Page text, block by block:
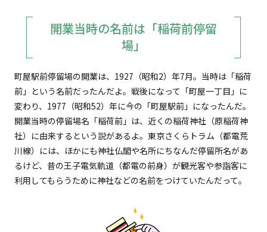
開業当時の名前は「稲荷前停留
場」
町屋駅前停留場の開業は、1927（昭和2）年7月。当時は「稲荷
前」という名前だったんだよ。戦後になって「町屋一丁目」に
変わり、1977（昭和52）年に今の「町屋駅前」になったんだ。
開業当時の停留場名「稲荷前」は、近くの稲荷神社（原稲荷神
社）に由来するという説があるよ。東京さくらトラム（都電荒
川線）には、ほかにも神社仏閣や名所にちなんだ停留所名があ
るけど、昔の王子電気軌道（都電の前身）が観光客や参詣客に
利用してもらうために神社などの名前をつけていたんだって。